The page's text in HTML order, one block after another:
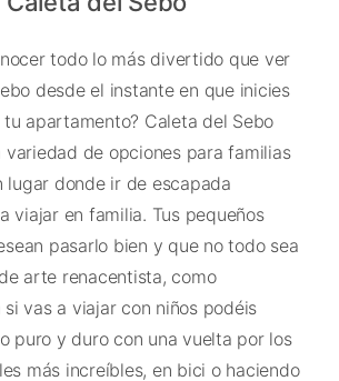
todo lo más divertido que ver
desde el instante en que inicies
apartamento? Caleta del Sebo
variedad de opciones para familias
lugar donde ir de escapada
viajar en familia. Tus pequeños
pasarlo bien y que no todo sea
arte renacentista, como
vas a viajar con niños podéis
puro y duro con una vuelta por los
más increíbles, en bici o haciendo